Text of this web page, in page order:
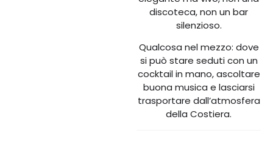
discoteca, non un bar
silenzioso.
Qualcosa nel mezzo: dove
si può stare seduti con un
cocktail in mano, ascoltare
buona musica e lasciarsi
trasportare dall’atmosfera
della Costiera.